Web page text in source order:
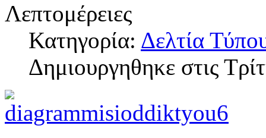
Λεπτομέρειες
Κατηγορία: Δελτία
Δημιουργηθηκε στις